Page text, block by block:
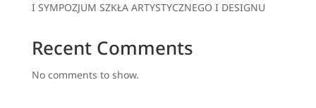
I SYMPOZJUM SZKŁA ARTYSTYCZNEGO I DESIGNU
Recent Comments
No comments to show.